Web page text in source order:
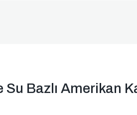
Bazlı Amerikan